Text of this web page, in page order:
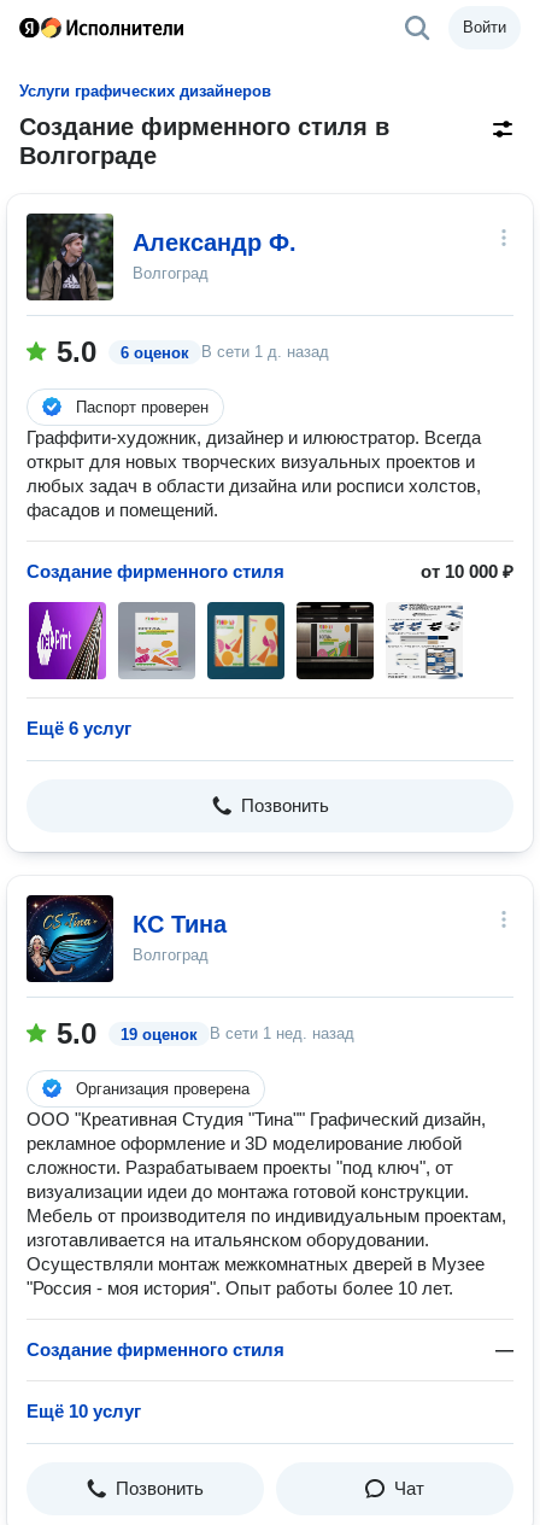
Войти
Услуги графических дизайнеров
Создание фирменного стиля в
Волгограде
Александр Ф.
Волгоград
5.0 6 оценок В сети 1 д. назад
Паспорт проверен
Граффити-художник, дизайнер и илююстратор. Всегда
открыт для новых творческих визуальных проектов и
любых задач в области дизайна или росписи холстов,
фасадов и помещений.
Создание фирменного стиля от 10 000 ₽
Ещё 6 услуг
Позвонить
КС Тина
Волгоград
5.0 19 оценок В сети 1 нед. назад
Организация проверена
ООО "Креативная Студия "Тина"" Графический дизайн,
рекламное оформление и 3D моделирование любой
сложности. Разрабатываем проекты "под ключ", от
визуализации идеи до монтажа готовой конструкции.
Мебель от производителя по индивидуальным проектам,
изготавливается на итальянском оборудовании.
Осуществляли монтаж межкомнатных дверей в Музее
"Россия - моя история". Опыт работы более 10 лет.
Создание фирменного стиля —
Ещё 10 услуг
Позвонить Чат